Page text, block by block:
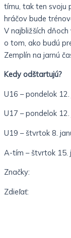
tímu, tak ten svoju
hráčov bude
V najbližších
o tom, ako budú
Zemplín na jarnú
Kedy odštartujú?
U16 – pondelok
U17 – pondelok
U19 – štvrtok 8.
A-tím – štvrtok 15.
Značky:
Zdieľať: